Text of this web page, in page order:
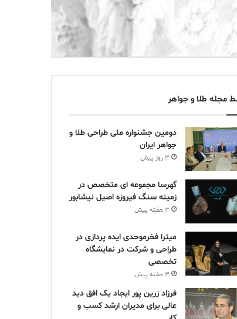
مجله طلا و جواهر
دومین جشنواره ملی طراحی طلا و
جواهر ایران
3 روز پیش
گهرسا مجموعه ای متخصص در
زمینه سنگ فیروزه اصیل نیشابور
3 هفته پیش
میترا فخرموحدی ایده پردازی در
طراحی و شرکت در نمایشگاه
تخصصی
3 هفته پیش
فرزاد زرین پور ایجاد یک افق دید
عالی برای مدیران ارشد کسب و